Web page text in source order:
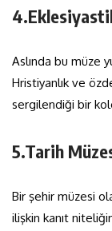
Aslında bu müze
Hristiyanlık ve
sergilendiği bir
5.Tarih
Bir şehir müzesi
ilişkin kanıt